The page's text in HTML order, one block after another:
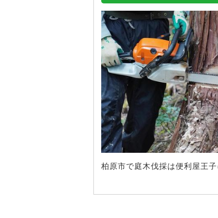
柏原市で庭木伐採は便利屋王